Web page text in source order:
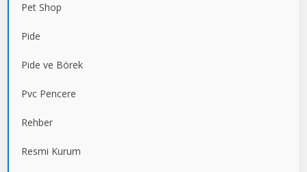
Pet Shop
Pide
Pide ve Börek
Pvc Pencere
Rehber
Resmi Kurum